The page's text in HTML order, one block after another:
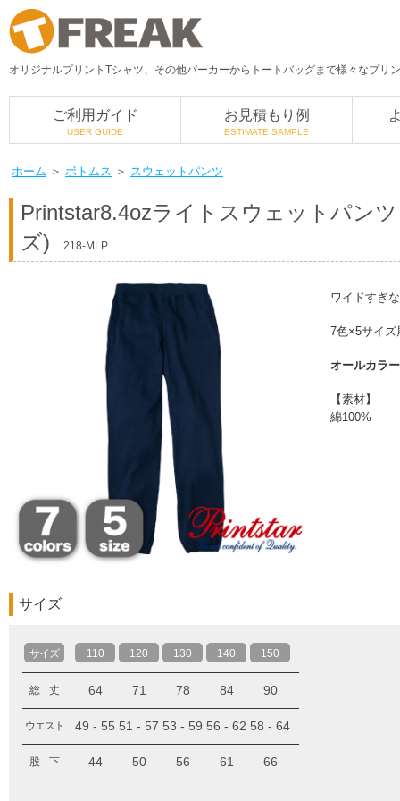
オリジナルプリントTシャツ、その他パーカーからトートバッグまで様々なプリ
ご利用ガイド
USER GUIDE
お見積もり例
ESTIMATE SAMPLE
ホーム ＞ ボトムス ＞ スウェットパンツ
Printstar8.4ozライトスウェットパン
ズ)
218-MLP
ワイドすぎ
7色×5サイズ
オールカラ
【素材】
綿100%
サイズ
サイズ 110 120 130 140 150
総 丈 64 71 78 84 90
ウエスト 49 - 55 51 - 57 53 - 59 56 - 62 58 - 64
股 下 44 50 56 61 66